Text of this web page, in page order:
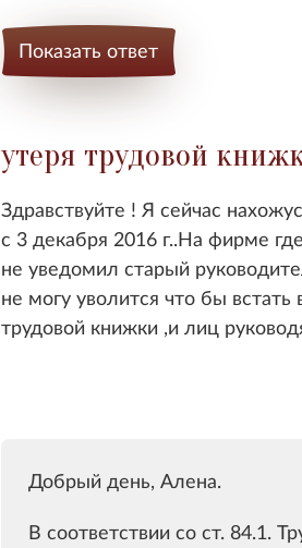
Показать ответ
утеря трудовой
Здравствуйте ! Я сейчас
с 3 декабря 2016 г..На фирме
не уведомил старый
не могу уволится что бы
трудовой книжки ,и лиц
Добрый день, Алена.
В соответствии со ст. 84.1.